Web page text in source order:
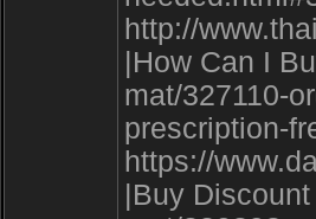
http://
|How Can I
mat/327110-
prescription-
https://
|Buy